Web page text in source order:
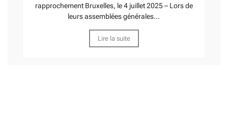
rapprochement Bruxelles, le 4 juillet 2025 – Lors de
leurs assemblées générales...
Lire la suite